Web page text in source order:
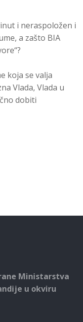
i neraspoložen i
a zašto BIA
koja se valja
Vlada, Vlada u
dobiti
Ministarstva
u okviru